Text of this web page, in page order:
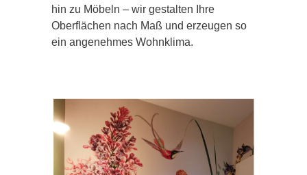
hin zu Möbeln – wir gestalten Ihre
Oberflächen nach Maß und erzeugen so
ein angenehmes Wohnklima.